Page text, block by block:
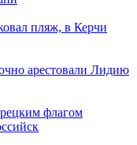
пляж, в Керчи
арестовали Лидию
флагом